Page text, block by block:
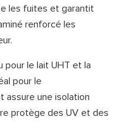
les fuites et garantit
renforcé les
pour le lait UHT et la
pour le
assure une isolation
protège des UV et des